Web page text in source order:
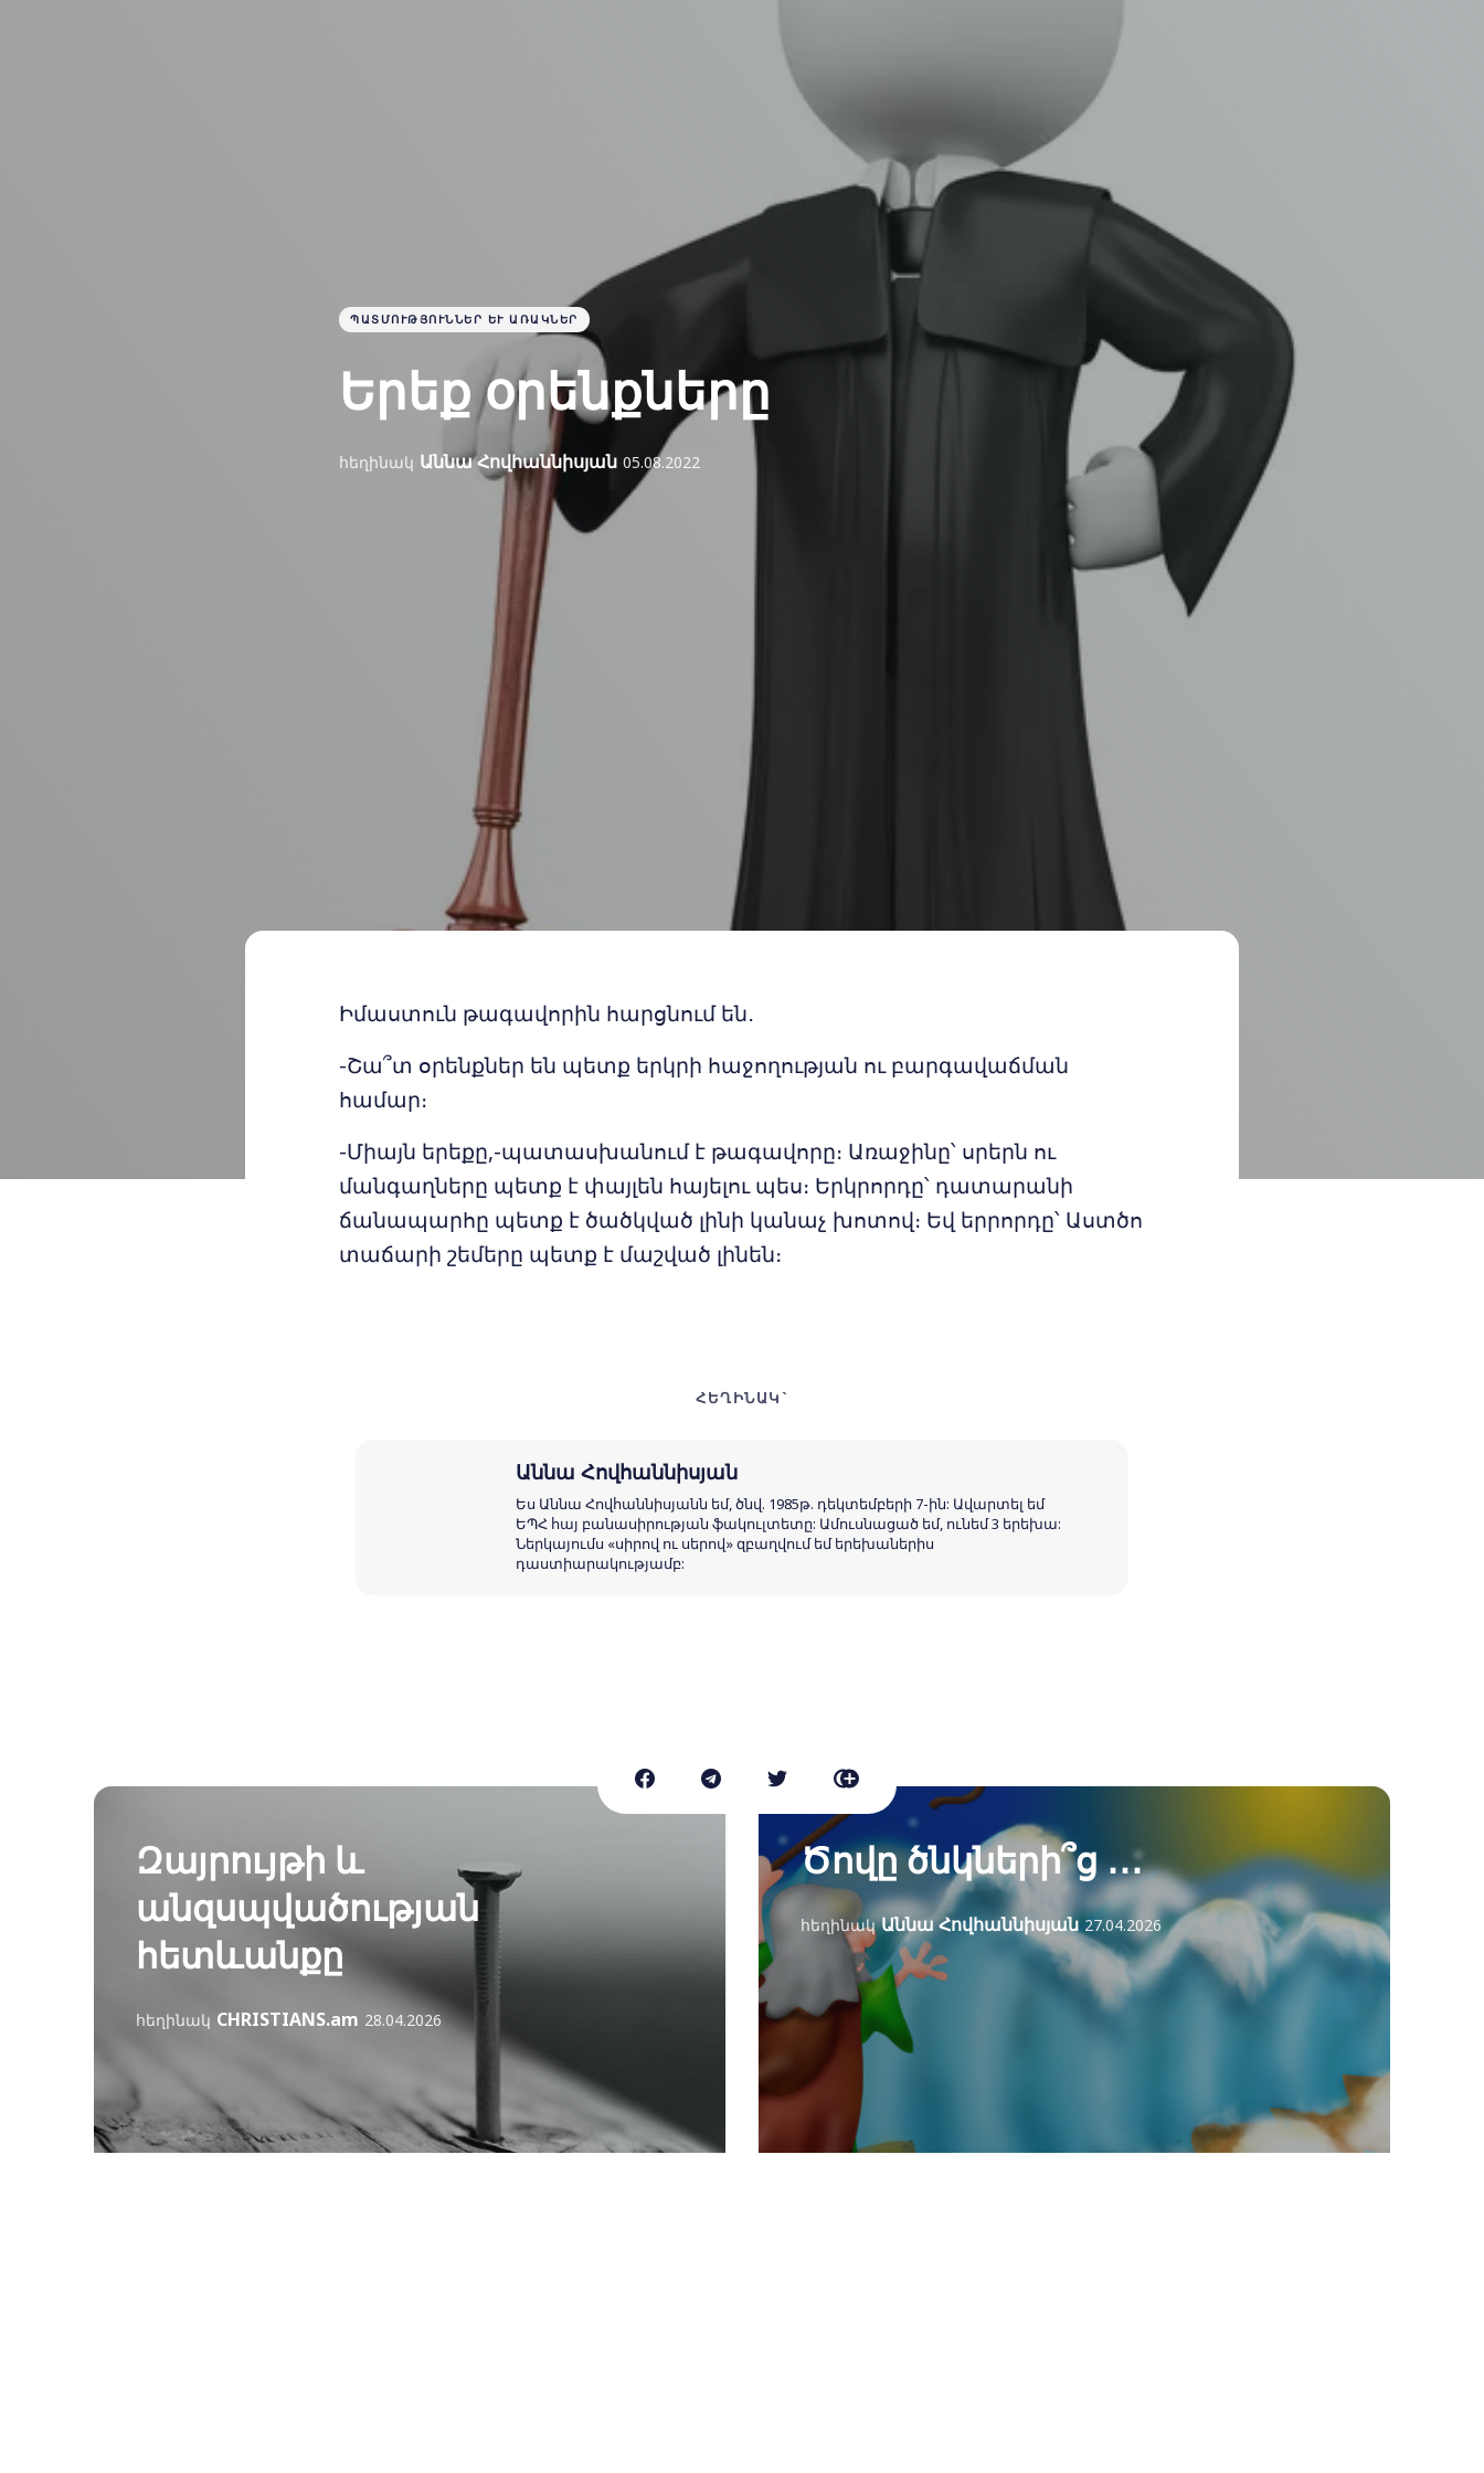
ՊԱՏՄՈՒԹՅՈՒՆՆԵՐ ԵՒ ԱՌԱԿՆԵՐ
Երեք օրենքները
հեղինակ Աննա Հովհաննիսյան 05.08.2022
Իմաստուն թագավորին հարցնում են․
-Շա՞տ օրենքներ են պետք երկրի հաջողության ու բարգավաճման
համար։
-Միայն երեքը,-պատասխանում է թագավորը։ Առաջինը՝ սրերն ու
մանգաղները պետք է փայլեն հայելու պես։ Երկրորդը՝ դատարանի
ճանապարհը պետք է ծածկված լինի կանաչ խոտով։ Եվ երրորդը՝ Աստծո
տաճարի շեմերը պետք է մաշված լինեն։
ՀԵՂԻՆԱԿ`
Աննա Հովհաննիսյան
Ես Աննա Հովհաննիսյանն եմ, ծնվ. 1985թ. դեկտեմբերի 7-ին: Ավարտել եմ
ԵՊՀ հայ բանասիրության ֆակուլտետը: Ամուսնացած եմ, ունեմ 3 երեխա:
Ներկայումս «սիրով ու սերով» զբաղվում եմ երեխաներիս
դաստիարակությամբ:
Զայրույթի և
անզսպվածության
հետևանքը
հեղինակ CHRISTIANS.am 28.04.2026
Ծովը ծնկների՞ց ․․․
հեղինակ Աննա Հովհաննիսյան 27.04.2026